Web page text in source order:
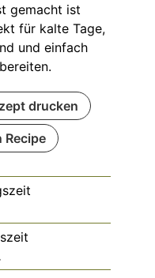
gemacht ist
für kalte Tage,
und einfach
drucken
Recipe